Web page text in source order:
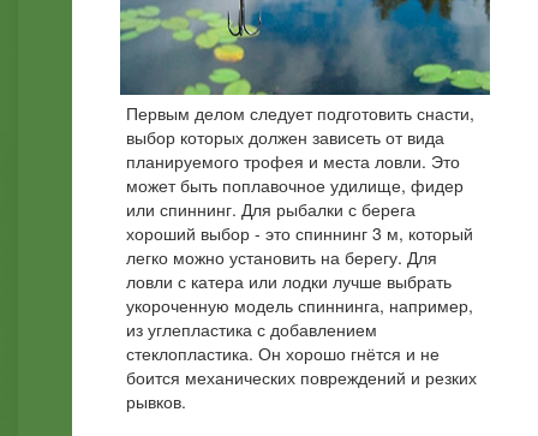
Первым делом следует подготовить снасти,
выбор которых должен зависеть от вида
планируемого трофея и места ловли. Это
может быть поплавочное удилище, фидер
или спиннинг. Для рыбалки с берега
хороший выбор - это спиннинг 3 м, который
легко можно установить на берегу. Для
ловли с катера или лодки лучше выбрать
укороченную модель спиннинга, например,
из углепластика с добавлением
стеклопластика. Он хорошо гнётся и не
боится механических повреждений и резких
рывков.